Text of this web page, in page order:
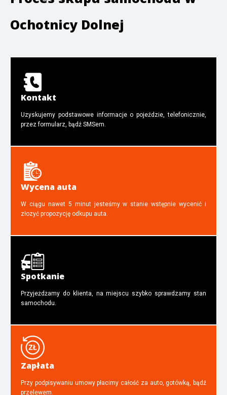
Ochotnicy Dolnej
Kontakt
Uzyskujemy podstawowe informacje o pojeździe, telefonicznie,
przez formularz, bądź SMSem.
Wycena auta
W ciągu nawet 5 minut jesteśmy w stanie wstępnie wycenić i
złozyć propozycję odkupu auta.
Spotkanie
Przyjeżdżamy do klienta, na miejscu szybko sprawdzamy stan
samochodu.
Zapłata
Przy podpisywaniu umowy płacimy całość za auto, gotówką, bądź
przelewem.